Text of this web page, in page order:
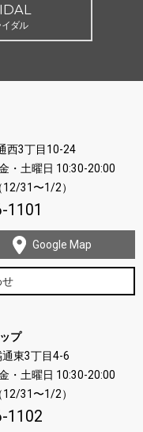
イダル
西3丁目10-24
・土曜日 10:30-20:00
31〜1/2）
1101
Google Map
せ
プ
東3丁目4-6
・土曜日 10:30-20:00
31〜1/2）
1102